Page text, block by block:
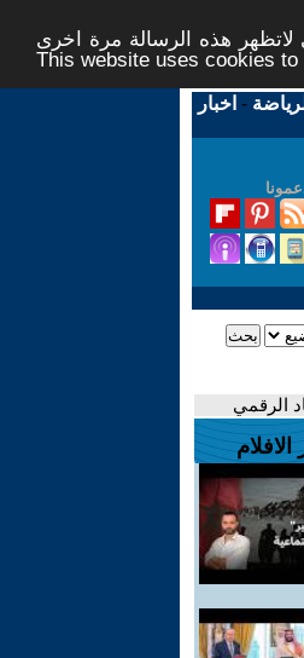
هذه الرسالة مرة اخرى -
This website uses cookies
- اخبار
الرقمي
الافلام